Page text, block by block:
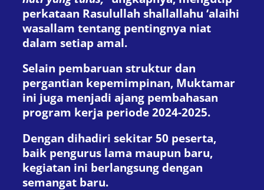
perkataan Rasulullah shallallahu ‘alaihi
wasallam tentang pentingnya niat
dalam setiap amal.
Selain pembaruan struktur dan
pergantian kepemimpinan, Muktamar
ini juga menjadi ajang pembahasan
program kerja periode 2024-2025.
Dengan dihadiri sekitar 50 peserta,
baik pengurus lama maupun baru,
kegiatan ini berlangsung dengan
semangat baru.